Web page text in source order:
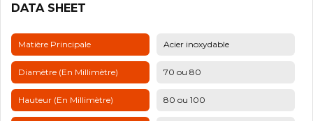
DATA SHEET
Matière Principale Acier inoxydable
Diamètre (en Millimètre) 70 ou 80
Hauteur (en Millimètre) 80 ou 100